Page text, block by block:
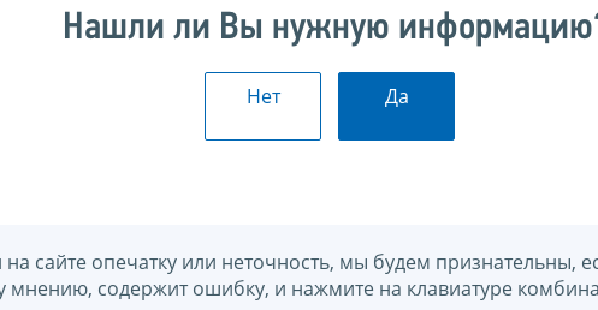
Нашли ли Вы нужную
Нет Да
сайте опечатку или неточность, мы будем признательны,
мнению, содержит ошибку, и нажмите на клавиатуре